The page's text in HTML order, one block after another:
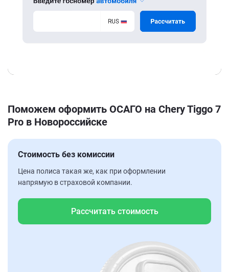
Поможем оформить ОСАГО на Chery Tiggo 7
Pro в Новороссийске
Стоимость без комиссии
Цена полиса такая же, как при оформлении
напрямую в страховой компании.
Рассчитать стоимость